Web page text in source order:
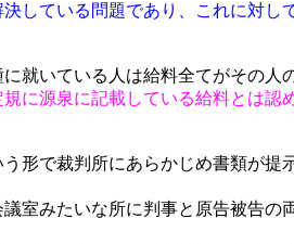
している問題であり、これに対し
就いている人は給料全てがその
規に源泉に記載している給料とは認
形で裁判所にあらかじめ書類が
室みたいな所に判事と原告被告